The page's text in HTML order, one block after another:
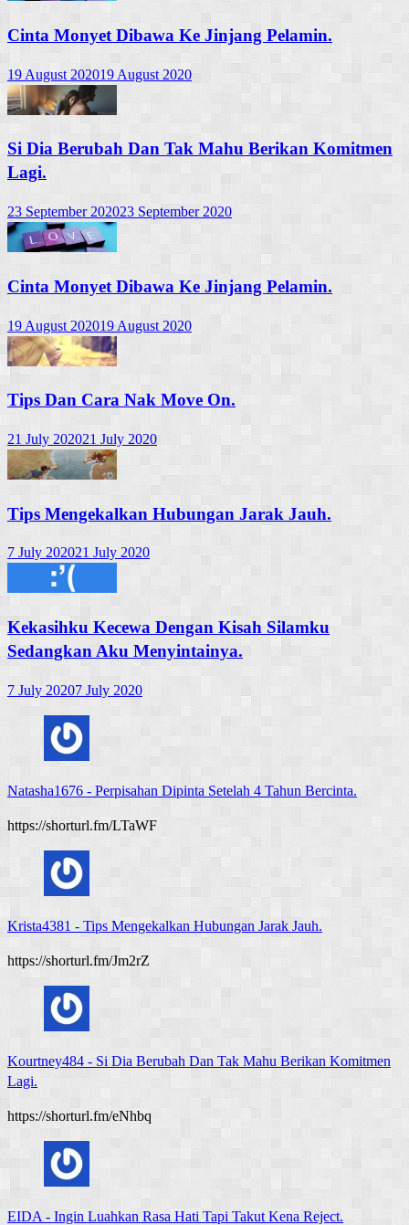
Cinta Monyet Dibawa Ke Jinjang Pelamin.
19 August 202019 August 2020
Si Dia Berubah Dan Tak Mahu Berikan Komitmen
Lagi.
23 September 202023 September 2020
Cinta Monyet Dibawa Ke Jinjang Pelamin.
19 August 202019 August 2020
Tips Dan Cara Nak Move On.
21 July 202021 July 2020
Tips Mengekalkan Hubungan Jarak Jauh.
7 July 202021 July 2020
Kekasihku Kecewa Dengan Kisah Silamku
Sedangkan Aku Menyintainya.
7 July 20207 July 2020
Natasha1676 - Perpisahan Dipinta Setelah 4 Tahun Bercinta.
https://shorturl.fm/LTaWF
Krista4381 - Tips Mengekalkan Hubungan Jarak Jauh.
https://shorturl.fm/Jm2rZ
Kourtney484 - Si Dia Berubah Dan Tak Mahu Berikan Komitmen
Lagi.
https://shorturl.fm/eNhbq
EIDA - Ingin Luahkan Rasa Hati Tapi Takut Kena Reject.